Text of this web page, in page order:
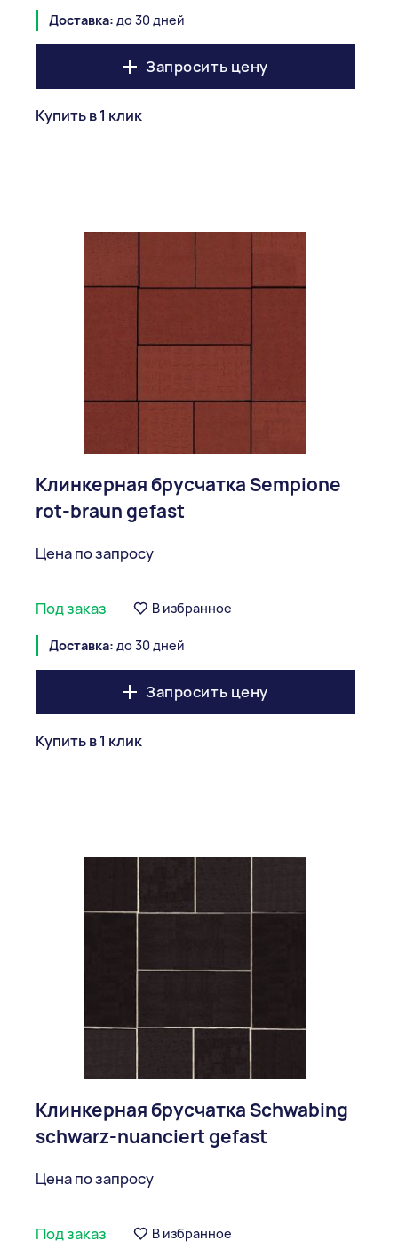
Доставка: до 30 дней
Запросить цену
Купить в 1 клик
Клинкерная брусчатка Sempione
rot-braun gefast
Цена по запросу
Под заказ В избранное
Доставка: до 30 дней
Запросить цену
Купить в 1 клик
Клинкерная брусчатка Schwabing
schwarz-nuanciert gefast
Цена по запросу
Под заказ В избранное